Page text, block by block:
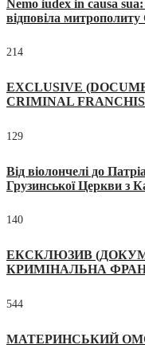
Nemo iudex in causa
відповіла митрополиту
214
EXCLUSIVE
CRIMINAL
129
Від віолончелі до
Грузинської Церкви з
140
ЕКСКЛЮЗИВ
КРИМІНАЛЬНА
544
МАТЕРИНСЬКИЙ